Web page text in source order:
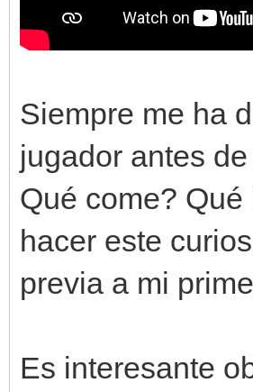
Siempre me ha
jugador antes
Qué come?
hacer este
previa a mi
Es interesante